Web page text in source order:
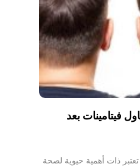
فيتامينات بعد
تعتبر ذات أهمية حيوية لصحة